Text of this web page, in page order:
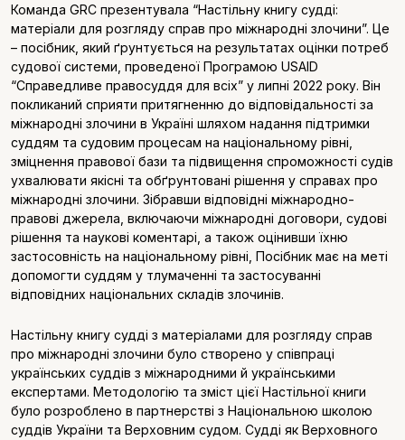
Команда GRC презентувала “Настільну книгу судді:
матеріали для розгляду справ про міжнародні злочини”. Це
– посібник, який ґрунтується на результатах оцінки потреб
судової системи, проведеної Програмою USAID
“Справедливе правосуддя для всіх” у липні 2022 року. Він
покликаний сприяти притягненню до відповідальності за
міжнародні злочини в Україні шляхом надання підтримки
суддям та судовим процесам на національному рівні,
зміцнення правової бази та підвищення спроможності судів
ухвалювати якісні та обґрунтовані рішення у справах про
міжнародні злочини. Зібравши відповідні міжнародно-
правові джерела, включаючи міжнародні договори, судові
рішення та наукові коментарі, а також оцінивши їхню
застосовність на національному рівні, Посібник має на меті
допомогти суддям у тлумаченні та застосуванні
відповідних національних складів злочинів.
Настільну книгу судді з матеріалами для розгляду справ
про міжнародні злочини було створено у співпраці
українських суддів з міжнародними й українськими
експертами. Методологію та зміст цієї Настільної книги
було розроблено в партнерстві з Національною школою
суддів України та Верховним cудом. Судді як Верховного